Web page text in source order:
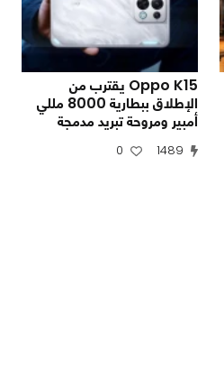
Oppo K15 يقترب من
الإطلاق ببطارية 8000 مللي
أمبير ومروحة تبريد مدمجة
1489
0